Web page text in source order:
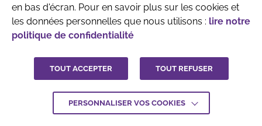
en bas d'écran. Pour en savoir plus sur les cookies et
les données personnelles que nous utilisons : lire notre
politique de confidentialité
TOUT ACCEPTER TOUT REFUSER
PERSONNALISER VOS COOKIES